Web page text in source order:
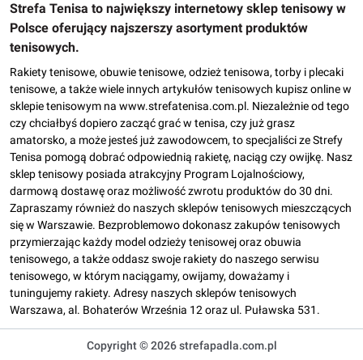
Strefa Tenisa to największy internetowy sklep tenisowy w
Polsce oferujący najszerszy asortyment produktów
tenisowych.
Rakiety tenisowe, obuwie tenisowe, odzież tenisowa, torby i plecaki
tenisowe, a także wiele innych artykułów tenisowych kupisz online w
sklepie tenisowym na www.strefatenisa.com.pl. Niezależnie od tego
czy chciałbyś dopiero zacząć grać w tenisa, czy już grasz
amatorsko, a może jesteś już zawodowcem, to specjaliści ze Strefy
Tenisa pomogą dobrać odpowiednią rakietę, naciąg czy owijkę. Nasz
sklep tenisowy posiada atrakcyjny Program Lojalnościowy,
darmową dostawę oraz możliwość zwrotu produktów do 30 dni.
Zapraszamy również do naszych sklepów tenisowych mieszczących
się w Warszawie. Bezproblemowo dokonasz zakupów tenisowych
przymierzając każdy model odzieży tenisowej oraz obuwia
tenisowego, a także oddasz swoje rakiety do naszego serwisu
tenisowego, w którym naciągamy, owijamy, doważamy i
tuningujemy rakiety. Adresy naszych sklepów tenisowych
Warszawa, al. Bohaterów Września 12 oraz ul. Puławska 531.
Copyright © 2026 strefapadla.com.pl